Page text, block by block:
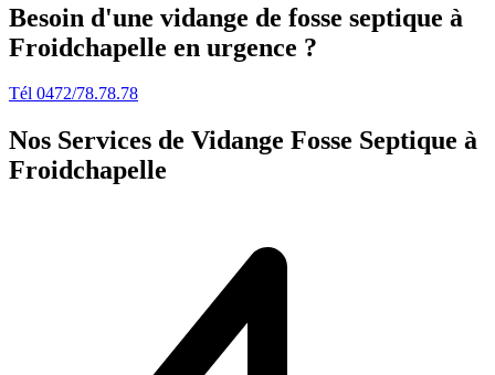
Besoin d'une vidange de fosse septique à
Froidchapelle en urgence ?
Tél 0472/78.78.78
Nos Services de Vidange Fosse Septique à
Froidchapelle